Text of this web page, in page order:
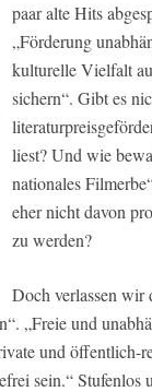
paar alte Hits
„Förderung
kulturelle Vielfalt
sichern“. Gibt es
liest? Und wie
nationales
eher nicht davon
zu werden?
Doch verlassen wir
„Freie und
und öffentlich-
sein.“ Stufenlos